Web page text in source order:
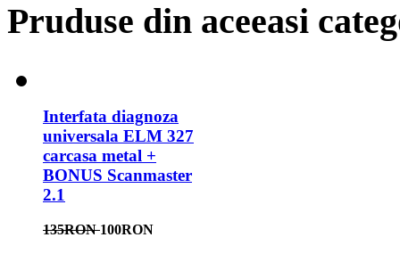
Pruduse din aceeasi
Interfata diagnoza
universala ELM 327
carcasa metal +
BONUS Scanmaster
2.1
135RON 100RON